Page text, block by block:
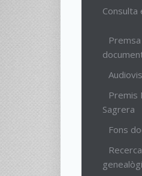
Consulta
Premsa
Premis
Sagrera
Fons
Recerca